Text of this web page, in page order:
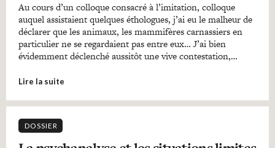
Au cours d’un colloque consacré à l’imitation, colloque
auquel assistaient quelques éthologues, j’ai eu le malheur de
déclarer que les animaux, les mammifères carnassiers en
particulier ne se regardaient pas entre eux… J’ai bien
évidemment déclenché aussitôt une vive contestation,…
Lire la suite
DOSSIER